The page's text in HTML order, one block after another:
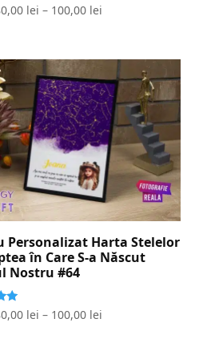
lei – 100,00 lei
Personalizat Harta Stelelor
în Care S-a Născut
Nostru #64
lei – 100,00 lei